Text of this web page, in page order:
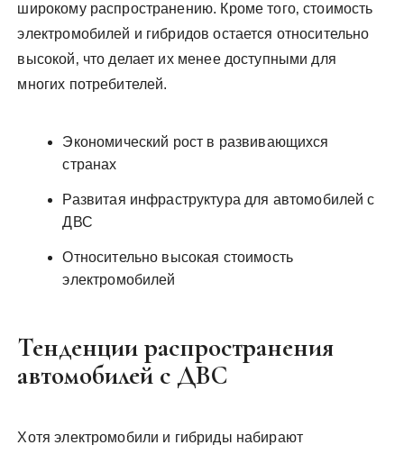
широкому распространению. Кроме того‚ стоимость
электромобилей и гибридов остается относительно
высокой‚ что делает их менее доступными для
многих потребителей.
Экономический рост в развивающихся
странах
Развитая инфраструктура для автомобилей с
ДВС
Относительно высокая стоимость
электромобилей
Тенденции распространения
автомобилей с ДВС
Хотя электромобили и гибриды набирают